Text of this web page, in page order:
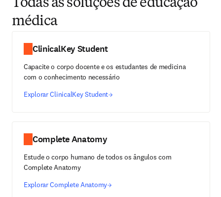
Todas as soluções de educação
médica
ClinicalKey Student
Capacite o corpo docente e os estudantes de medicina
com o conhecimento necessário
Explorar ClinicalKey Student
Complete Anatomy
Estude o corpo humano de todos os ângulos com
Complete Anatomy
Explorar Complete Anatomy